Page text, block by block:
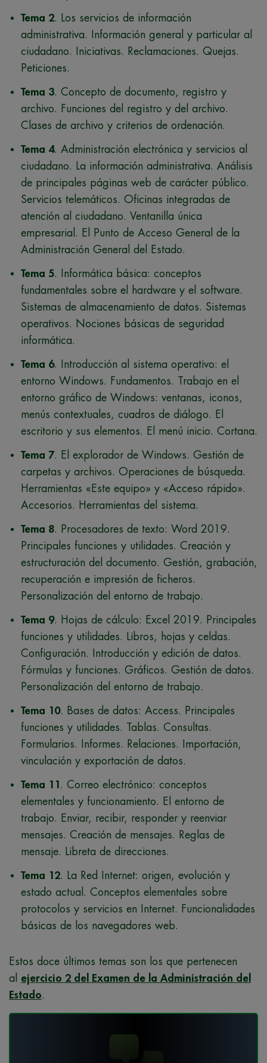
Tema 2 . Los servicios de información
administrativa. Información general y particular al
ciudadano. Iniciativas. Reclamaciones. Quejas.
Peticiones.
Tema 3 . Concepto de documento, registro y
archivo. Funciones del registro y del archivo.
Clases de archivo y criterios de ordenación.
Tema 4. Administración electrónica y servicios al
ciudadano. La información administrativa. Análisis
de principales páginas web de carácter público.
Servicios telemáticos. Oficinas integradas de
atención al ciudadano. Ventanilla única
empresarial. El Punto de Acceso General de la
Administración General del Estado.
Tema 5 . Informática básica: conceptos
fundamentales sobre el hardware y el software.
Sistemas de almacenamiento de datos. Sistemas
operativos. Nociones básicas de seguridad
informática.
Tema 6. Introducción al sistema operativo: el
entorno Windows. Fundamentos. Trabajo en el
entorno gráfico de Windows: ventanas, iconos,
menús contextuales, cuadros de diálogo. El
escritorio y sus elementos. El menú inicio. Cortana.
Tema 7. El explorador de Windows. Gestión de
carpetas y archivos. Operaciones de búsqueda.
Herramientas «Este equipo» y «Acceso rápido».
Accesorios. Herramientas del sistema.
Tema 8 . Procesadores de texto: Word 2019.
Principales funciones y utilidades. Creación y
estructuración del documento. Gestión, grabación,
recuperación e impresión de ficheros.
Personalización del entorno de trabajo.
Tema 9. Hojas de cálculo: Excel 2019. Principales
funciones y utilidades. Libros, hojas y celdas.
Configuración. Introducción y edición de datos.
Fórmulas y funciones. Gráficos. Gestión de datos.
Personalización del entorno de trabajo.
Tema 10. Bases de datos: Access. Principales
funciones y utilidades. Tablas. Consultas.
Formularios. Informes. Relaciones. Importación,
vinculación y exportación de datos.
Tema 11
. Correo electrónico: conceptos
elementales y funcionamiento. El entorno de
trabajo. Enviar, recibir, responder y reenviar
mensajes. Creación de mensajes. Reglas de
mensaje. Libreta de direcciones.
Tema 12 . La Red Internet: origen, evolución y
estado actual. Conceptos elementales sobre
protocolos y servicios en Internet. Funcionalidades
básicas de los navegadores web.
Estos doce últimos temas son los que pertenecen
al ejercicio 2 del Examen de la Administración del
Estado